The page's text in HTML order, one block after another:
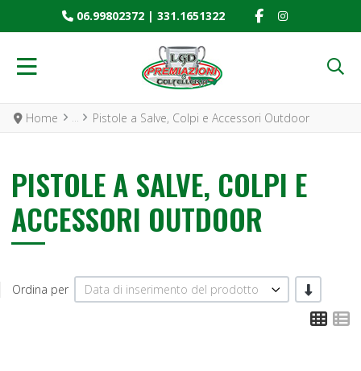
06.99802372| 331.1651322 FACEBOOK
INSTAGRAM
Home Pistole a Salve, Colpi e Accessori Outdoor
PISTOLE A SALVE, COLPI E
ACCESSORI OUTDOOR
Ordina per Data di inserimento del prodotto -/+
Grid